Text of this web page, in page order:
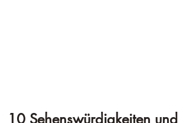
10 Sehenswürdigkeiten und